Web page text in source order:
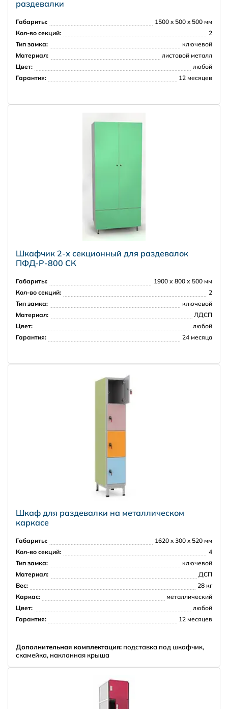
Регионы РФ
PRISMA
раздевалки
Габариты:
1500 x 500 x 500 мм
Кол-во секций:
2
Тип замка:
ключевой
Материал:
листовой металл
Цвет:
любой
Гарантия:
12 месяцев
Шкафчик 2-х секционный для раздевалок
ПФД-Р-800 СК
Габариты:
1900 х 800 х 500 мм
Кол-во секций:
2
Тип замка:
ключевой
Материал:
ЛДСП
Цвет:
любой
Гарантия:
24 месяца
Шкаф для раздевалки на металлическом
каркасе
Габариты:
1620 x 300 x 520 мм
Кол-во секций:
4
Тип замка:
ключевой
Материал:
ДСП
Вес:
28 кг
Каркас:
металлический
Цвет:
любой
Гарантия:
12 месяцев
Дополнительная комплектация: подставка под шкафчик,
скамейка, наклонная крыша